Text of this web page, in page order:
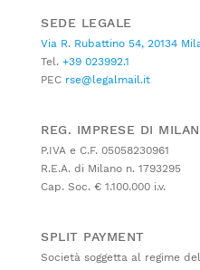
SEDE LEGALE
Via R. Rubattino 54, 20134
Tel. +39 023992.1
PEC rse@legalmail.it
REG. IMPRESE DI
P.IVA e C.F. 05058230961
R.E.A. di Milano n. 1793295
Cap. Soc. € 1.100.000 i.v.
SPLIT PAYMENT
Società soggetta al regime